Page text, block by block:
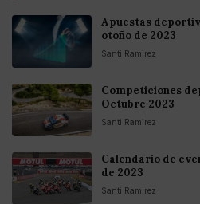
Apuestas
otoño de 2023
Santi Ramirez
Competiciones
Octubre 2023
Santi Ramirez
Calendario de
de 2023
Santi Ramirez